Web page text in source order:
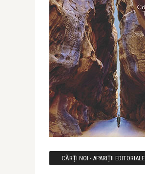
CĂRȚI NOI - APARIȚII EDITORIALE